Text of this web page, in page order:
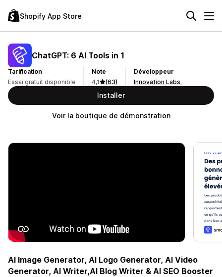
Shopify App Store
ChatGPT: 6 AI Tools in 1
Tarification
Essai gratuit disponible
Note
4,1
(63)
Développeur
Innovation Labs.
Installer
Voir la boutique de démonstration
AI Image Generator, AI Logo Generator, AI Video
Generator, AI Writer,AI Blog Writer & AI SEO Booster